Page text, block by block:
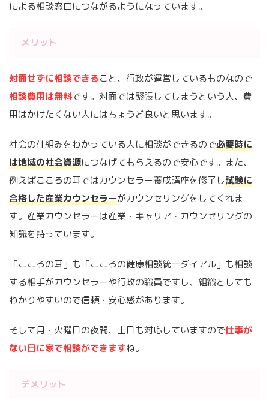
による相談窓口につながるようになっています。
メリット
対面せずに相談できること、行政が運営しているものなので
相談費用は無料です。対面では緊張してしまうという人、費
用はかけたくない人にはちょうど良いと思います。
社会の仕組みをわかっている人に相談ができるので必要時に
は地域の社会資源につなげてもらえるので安心です。また、
例えばこころの耳ではカウンセラー養成講座を修了し試験に
合格した産業カウンセラーがカウンセリングをしてくれま
す。産業カウンセラーは産業・キャリア・カウンセリングの
知識を持っています。
「こころの耳」も「こころの健康相談統一ダイアル」も相談
する相手がカウンセラーや行政の職員ですし、組織としても
わかりやすいので信頼・安心感があります。
そして月・火曜日の夜間、土日も対応していますので仕事が
ない日に家で相談ができますね。
デメリット